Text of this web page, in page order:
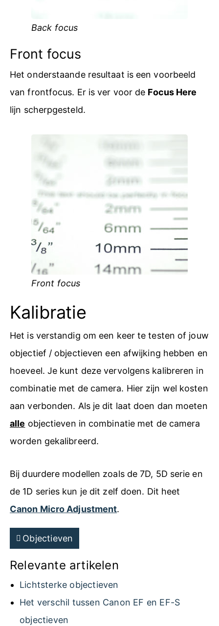
Back focus
Front focus
Het onderstaande resultaat is een voorbeeld
van frontfocus. Er is ver voor de Focus Here
lijn scherpgesteld.
Front focus
Kalibratie
Het is verstandig om een keer te testen of jouw
objectief / objectieven een afwijking hebben en
hoeveel. Je kunt deze vervolgens kalibreren in
combinatie met de camera. Hier zijn wel kosten
aan verbonden. Als je dit laat doen dan moeten
alle objectieven in combinatie met de camera
worden gekalibreerd.
Bij duurdere modellen zoals de 7D, 5D serie en
de 1D series kun je dit zelf doen. Dit heet
Canon Micro Adjustment.
Objectieven
Relevante artikelen
Lichtsterke objectieven
Het verschil tussen Canon EF en EF-S
objectieven